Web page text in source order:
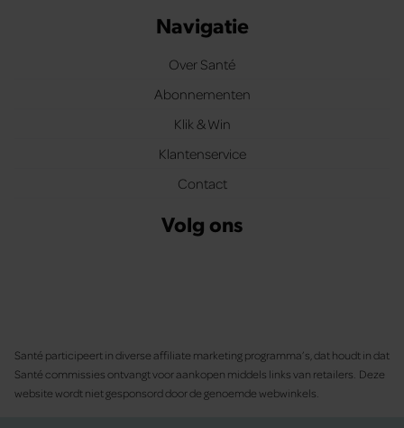
Navigatie
Over Santé
Abonnementen
Klik & Win
Klantenservice
Contact
Volg ons
Santé participeert in diverse affiliate marketing programma’s, dat houdt in dat
Santé commissies ontvangt voor aankopen middels links van retailers. Deze
website wordt niet gesponsord door de genoemde webwinkels.